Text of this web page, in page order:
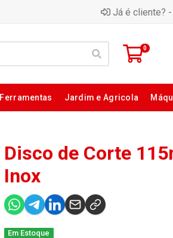
Já é cliente? -
0
Ferramentas Jardim e Agricola
Disco de Corte
Inox
Em Estoque